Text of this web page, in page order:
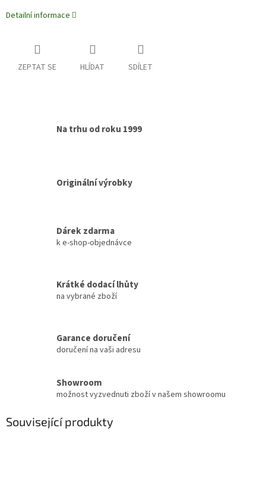
Detailní informace
ZEPTAT SE HLÍDAT SDÍLET
Na trhu od roku 1999
Originální výrobky
Dárek zdarma
k e-shop-objednávce
Krátké dodací lhůty
na vybrané zboží
Garance doručení
doručení na vaši adresu
Showroom
možnost vyzvednuti zboží v našem showroomu
Související produkty